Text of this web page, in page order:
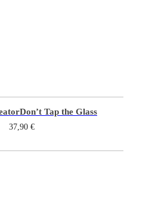
Don’t Tap the Glass
37,90 €